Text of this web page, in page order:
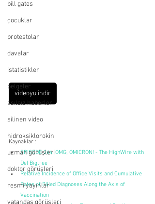
bill gates
çocuklar
protestolar
davalar
istatistikler
belgeler
asılsız haberler
silinen video
hidroksiklorokin
uzman görüşleri
doktor görüşleri
resmi yayınlar
vatandaş görüşleri
videoyu indir
Kaynaklar :
EPISODE 244: OMG, OMICRON! - The HighWire with
Del Bigtree
Relative Incidence of Office Visits and Cumulative
Rates of Billed Diagnoses Along the Axis of
Vaccination